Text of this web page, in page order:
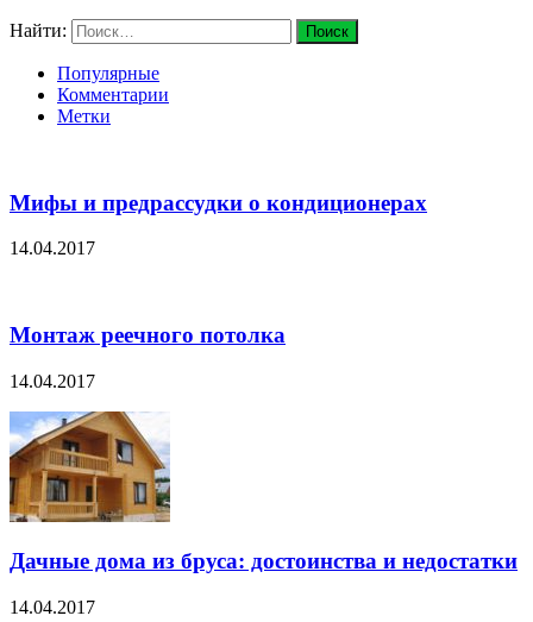
Найти:
Популярные
Комментарии
Метки
Мифы и предрассудки о кондиционерах
14.04.2017
Монтаж реечного потолка
14.04.2017
Дачные дома из бруса: достоинства и недостатки
14.04.2017